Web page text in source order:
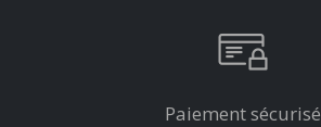
Paiement sécurisé